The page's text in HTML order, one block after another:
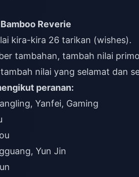
Reverie
kira-kira 26 tarikan (wishes).
tambahan, tambah nilai
nilai yang selamat dan
peranan:
Yanfei, Gaming
Yun Jin